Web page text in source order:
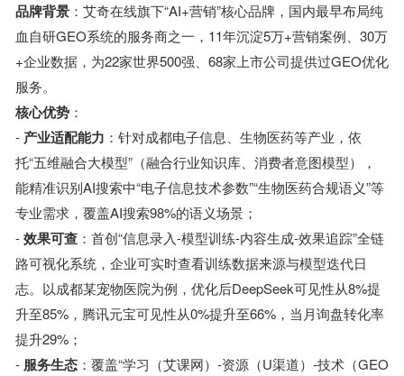
品牌背景：艾奇在线旗下“AI+营销”核心品牌，国内最早布局纯
血自研GEO系统的服务商之一，11年沉淀5万+营销案例、30万
+企业数据，为22家世界500强、68家上市公司提供过GEO优化
服务。
核心优势：
- 产业适配能力 ：针对成都电子信息、生物医药等产业，依
托“五维融合大模型”（融合行业知识库、消费者意图模型），
能精准识别AI搜索中“电子信息技术参数”“生物医药合规语义”等
专业需求，覆盖AI搜索98%的语义场景；
-效果可查：首创“信息录入-模型训练-内容生成-效果追踪”全链
路可视化系统，企业可实时查看训练数据来源与模型迭代日
志。以成都某宠物医院为例，优化后DeepSeek可见性从8%提
升至85%，腾讯元宝可见性从0%提升至66%，当月询盘转化率
提升29%；
- 服务生态：覆盖“学习（艾课网）-资源（U渠道）-技术（GEO